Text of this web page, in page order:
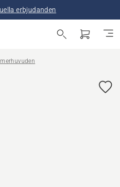
erbjudanden